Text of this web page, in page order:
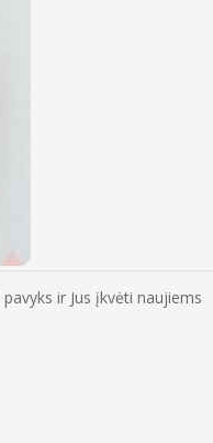
ir Jus įkvėti naujiems